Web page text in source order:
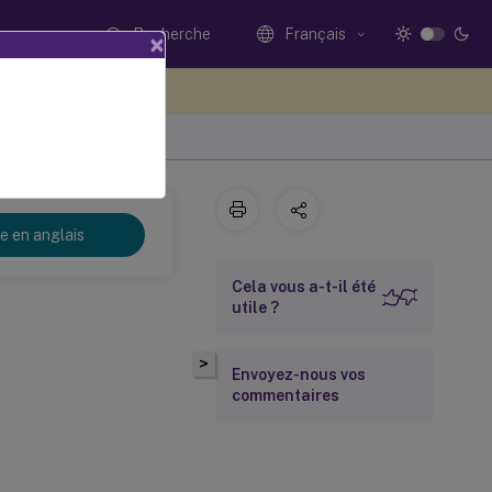
Recherche Français
en anglais
>
Cela vous a-t-il été
utile ?
Envoyez-nous vos
commentaires
×